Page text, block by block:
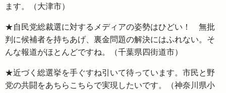
ます。（大津市）
★自民党総裁選に対するメディアの姿勢はひどい！ 無批
判に候補者を持ちあげ、裏金問題の解決にはふれない。そ
んな報道がほとんどですね。（千葉県四街道市）
★近づく総選挙を手ぐすね引いて待っています。市民と野
党の共闘をあちらこちらで実現したいです。（神奈川県小